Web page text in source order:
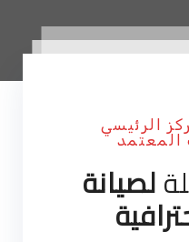
الرئيسي
المعتمد
لصيانة